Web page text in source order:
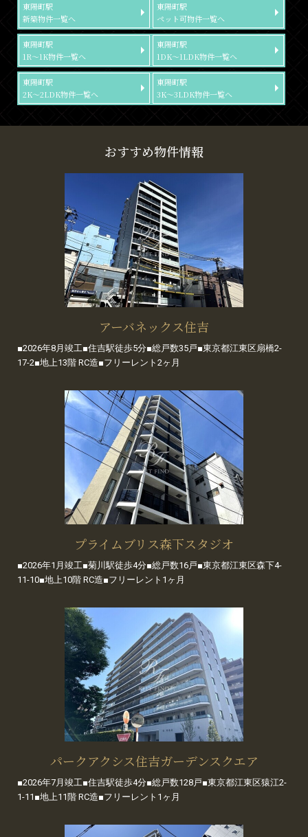
東陽町駅
新築物件一覧へ
東陽町駅
ペット可物件一覧へ
東陽町駅
1R～1K物件一覧へ
東陽町駅
1DK～1LDK物件一覧へ
東陽町駅
2K～2LDK物件一覧へ
東陽町駅
3K～3LDK物件一覧へ
おすすめ物件情報
アーバネックス住吉
■2026年8月竣工■住吉駅徒歩5分■総戸数35戸■東京都江東区扇橋2-
17-2■地上13階 RC造■フリーレント2ヶ月
プライムブリス森下スタジオ
■2026年1月竣工■菊川駅徒歩4分■総戸数16戸■東京都江東区森下4-
11-10■地上10階 RC造■フリーレント1ヶ月
パークアクシス住吉ガーデンスクエア
■2026年7月竣工■住吉駅徒歩4分■総戸数128戸■東京都江東区猿江2-
1-11■地上11階 RC造■フリーレント1ヶ月